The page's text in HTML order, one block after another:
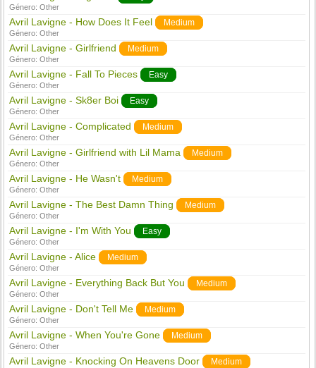
Género:Other
Avril Lavigne - How Does It Feel Medium
Género:Other
Avril Lavigne - Girlfriend Medium
Género:Other
Avril Lavigne - Fall To Pieces Easy
Género:Other
Avril Lavigne - Sk8er Boi Easy
Género:Other
Avril Lavigne - Complicated Medium
Género:Other
Avril Lavigne - Girlfriend with Lil Mama Medium
Género:Other
Avril Lavigne - He Wasn't Medium
Género:Other
Avril Lavigne - The Best Damn Thing Medium
Género:Other
Avril Lavigne - I'm With You Easy
Género:Other
Avril Lavigne - Alice Medium
Género:Other
Avril Lavigne - Everything Back But You Medium
Género:Other
Avril Lavigne - Don't Tell Me Medium
Género:Other
Avril Lavigne - When You're Gone Medium
Género:Other
Avril Lavigne - Knocking On Heavens Door Medium